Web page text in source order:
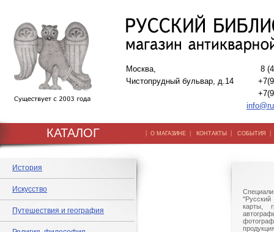
Москва,
Чистопрудный бульвар, д.14
8
КАТАЛОГ | О МАГАЗИНЕ | КОНТАКТЫ | СОБЫТИЯ
История
Искусство
Путешествия и география
"Русский
карты,